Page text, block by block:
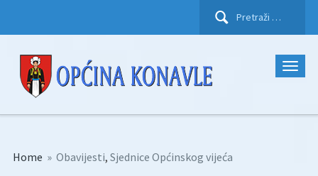
Pretraži:
Home » Obavijesti, Sjednice Općinskog vijeća